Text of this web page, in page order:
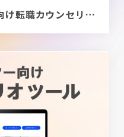
[PR]経験者クリエイター向け転職カウンセリング｜デザイナー / ディレクター / エンジニア